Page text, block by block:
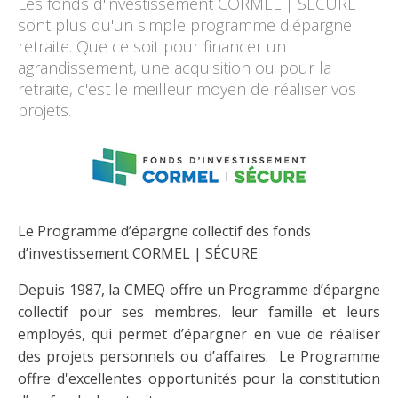
Découvrez notre campagne de
sensibilisation
Trouver un entrepreneur
Déposer une plainte
Faire affaire avec un maître électricien
Comment choisir un entrepreneur électricien
Découvrir l'espace Entrepreneurs
électriciens
Hydro-Québec
une
nouvelle
Quiz de la semaine
Avantages et privilèges
pour les membres
Ressources informationnelles
Découvrir l'espace Devenir
entrepreneur
Service Démarrer une entreprise
une
nouvelle
Documents
Formulaires, guides et autres documents
informatifs
Demande de délivrance ou de modification d’une
licence d’entrepreneur
Découvrir l'espace La CMEQ
À propos de la CMEQ
Instances décisionnelles
Comités de la CMEQ
Le personnel de la CMEQ
Découvrir l'espace Formation continue
Déclarer mes heures de FCO
une
nouvelle
Centre d'expertise et de formation
À propos
Offre de formation de la CMEQ
sont plus qu'un simple programme d'épargne
retraite. Que ce soit pour financer un
agrandissement, une acquisition ou pour la
retraite, c'est le meilleur moyen de réaliser vos
projets.
Le Programme d’épargne collectif des fonds
d’investissement CORMEL | SÉCURE
Depuis 1987, la CMEQ offre un Programme d’épargne
collectif pour ses membres, leur famille et leurs
employés, qui permet d’épargner en vue de réaliser
des projets personnels ou d’affaires. Le Programme
offre d'excellentes opportunités pour la constitution